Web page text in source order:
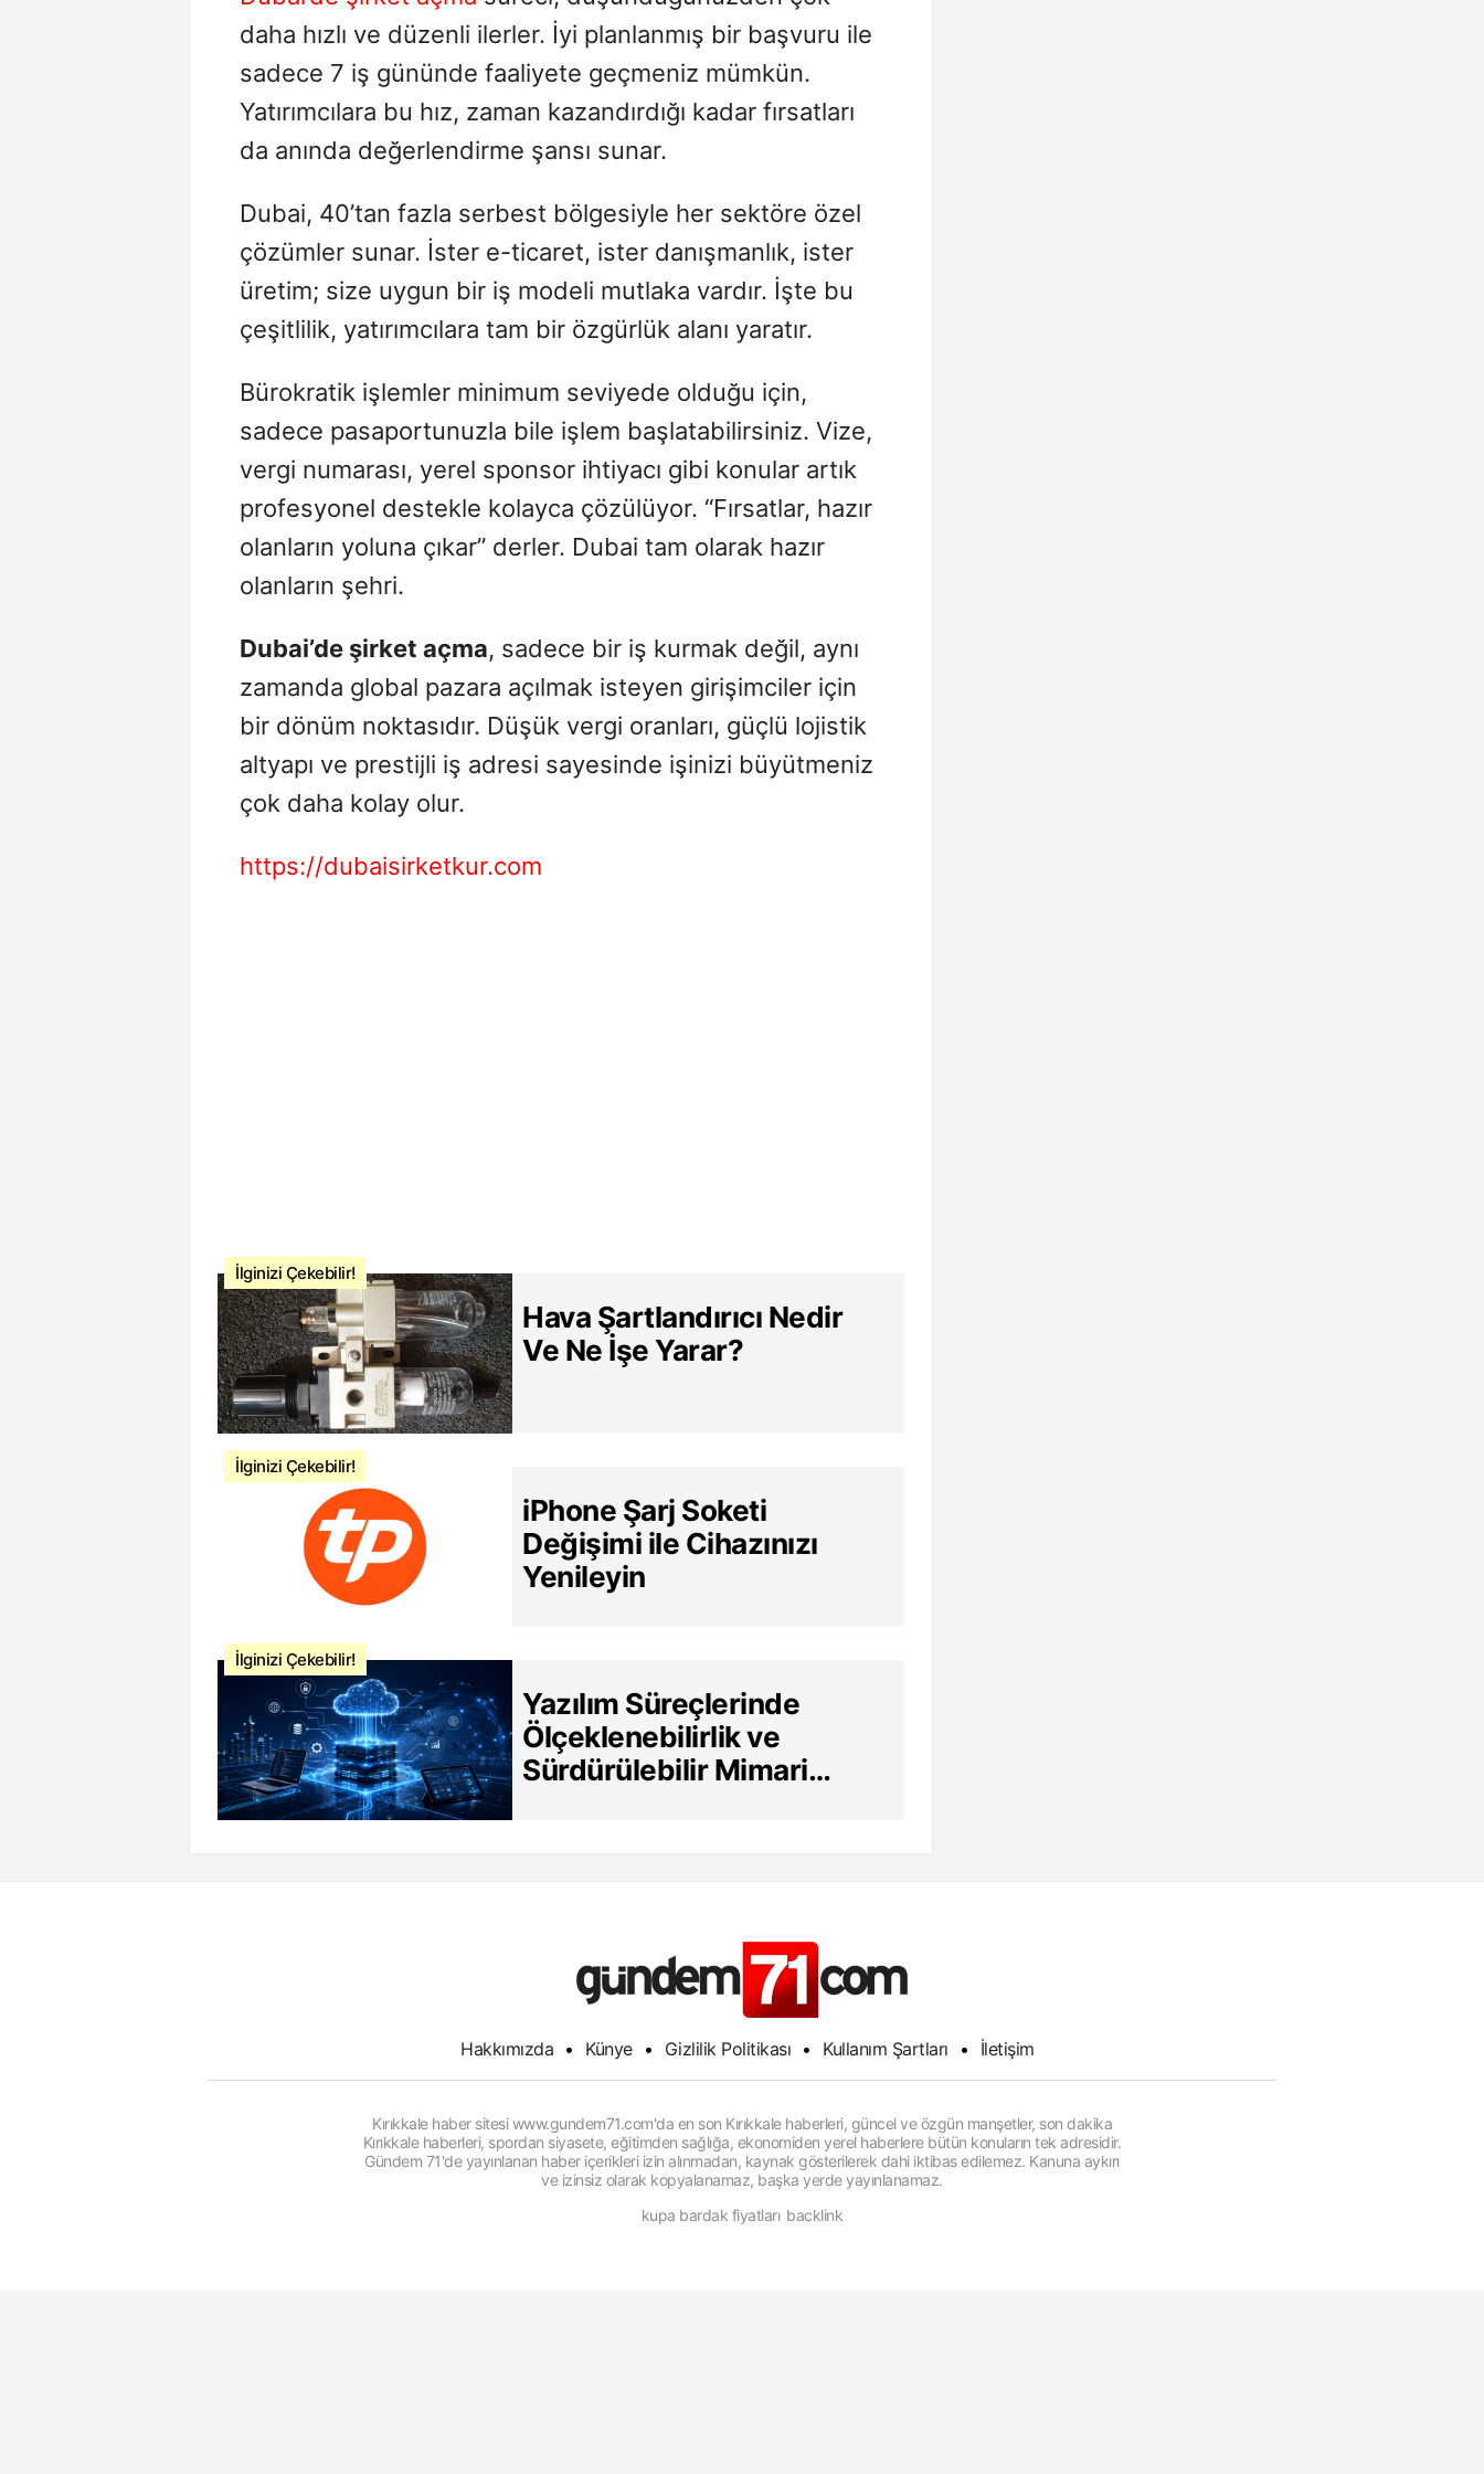
daha hızlı ve düzenli ilerler. İyi planlanmış bir başvuru ile
sadece 7 iş gününde faaliyete geçmeniz mümkün.
Yatırımcılara bu hız, zaman kazandırdığı kadar fırsatları
da anında değerlendirme şansı sunar.
Dubai, 40’tan fazla serbest bölgesiyle her sektöre özel
çözümler sunar. İster e-ticaret, ister danışmanlık, ister
üretim; size uygun bir iş modeli mutlaka vardır. İşte bu
çeşitlilik, yatırımcılara tam bir özgürlük alanı yaratır.
Bürokratik işlemler minimum seviyede olduğu için,
sadece pasaportunuzla bile işlem başlatabilirsiniz. Vize,
vergi numarası, yerel sponsor ihtiyacı gibi konular artık
profesyonel destekle kolayca çözülüyor. “Fırsatlar, hazır
olanların yoluna çıkar” derler. Dubai tam olarak hazır
olanların şehri.
Dubai’de şirket açma, sadece bir iş kurmak değil, aynı
zamanda global pazara açılmak isteyen girişimciler için
bir dönüm noktasıdır. Düşük vergi oranları, güçlü lojistik
altyapı ve prestijli iş adresi sayesinde işinizi büyütmeniz
çok daha kolay olur.
https://dubaisirketkur.com
İlginizi Çekebilir!
Hava Şartlandırıcı Nedir
Ve Ne İşe Yarar?
İlginizi Çekebilir!
iPhone Şarj Soketi
Değişimi ile Cihazınızı
Yenileyin
İlginizi Çekebilir!
Yazılım Süreçlerinde
Ölçeklenebilirlik ve
Sürdürülebilir Mimari
Hakkımızda • Künye • Gizlilik Politikası • Kullanım Şartları • İletişim
Kırıkkale haber sitesi www.gundem71.com'da en son Kırıkkale haberleri, güncel ve özgün manşetler, son dakika
Kırıkkale haberleri, spordan siyasete, eğitimden sağlığa, ekonomiden yerel haberlere bütün konuların tek adresidir.
Gündem 71'de yayınlanan haber içerikleri izin alınmadan, kaynak gösterilerek dahi iktibas edilemez. Kanuna aykırı
ve izinsiz olarak kopyalanamaz, başka yerde yayınlanamaz.
kupa bardak fiyatları backlink